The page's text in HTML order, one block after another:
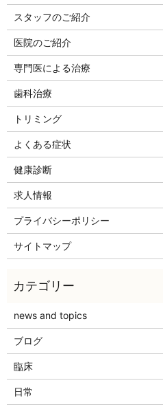
スタッフのご紹介
医院のご紹介
専門医による治療
歯科治療
トリミング
よくある症状
健康診断
求人情報
プライバシーポリシー
サイトマップ
news and topics
ブログ
臨床
日常